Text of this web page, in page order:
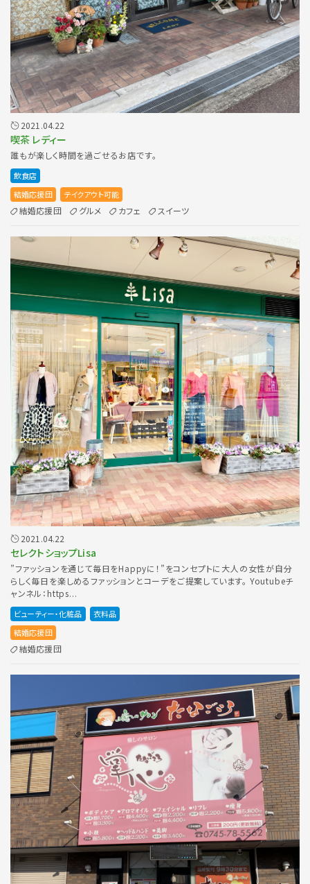
2021.04.22
喫茶 レディー
誰もが楽しく時間を過ごせるお店です。
飲食店
結婚応援団
テイクアウト可能
結婚応援団 グルメ カフェ スイーツ
2021.04.22
セレクトショップLisa
”ファッションを通じて毎日をHappyに！”をコンセプトに大人の女性が自分
らしく毎日を楽しめるファッションとコーデをご提案しています。 Youtubeチ
ャンネル：https...
ビューティー・化粧品
衣料品
結婚応援団
結婚応援団